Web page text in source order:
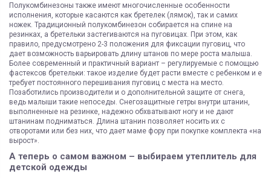
Полукомбинезоны также имеют многочисленные особенности
исполнения, которые касаются как бретелек (лямок), так и самих
ножек. Традиционный полукомбинезон собирается на спине на
резинках, а бретельки застегиваются на пуговицах. При этом, как
правило, предусмотрено 2-3 положения для фиксации пуговиц, что
дает возможность варьировать длину штанов по мере роста малыша.
Более современный и практичный вариант – регулируемые с помощью
фастексов бретельки: такое изделие будет расти вместе с ребенком и е
требует постоянного перешивания пуговиц с места на место.
Позаботились производители и о дополнительной защите от снега,
ведь малыши такие непоседы. Снегозащитные гетры внутри штанин,
выполненные на резинке, надежно обхватывают ногу и не дают
штанинам подниматься. Длина штанин позволяет носить их с
отворотами или без них, что дает маме фору при покупке комплекта «на
вырост».
А теперь о самом важном – выбираем утеплитель для
детской одежды